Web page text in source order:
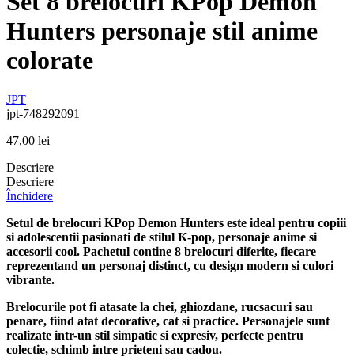
Hunters personaje stil anime
colorate
JPT
jpt-748292091
47,00 lei
Descriere
Descriere
Închidere
Setul de brelocuri KPop Demon Hunters este ideal pentru copiii
si adolescentii pasionati de stilul K-pop, personaje anime si
accesorii cool. Pachetul contine 8 brelocuri diferite, fiecare
reprezentand un personaj distinct, cu design modern si culori
vibrante.
Brelocurile pot fi atasate la chei, ghiozdane, rucsacuri sau
penare, fiind atat decorative, cat si practice. Personajele sunt
realizate intr-un stil simpatic si expresiv, perfecte pentru
colectie, schimb intre prieteni sau cadou.